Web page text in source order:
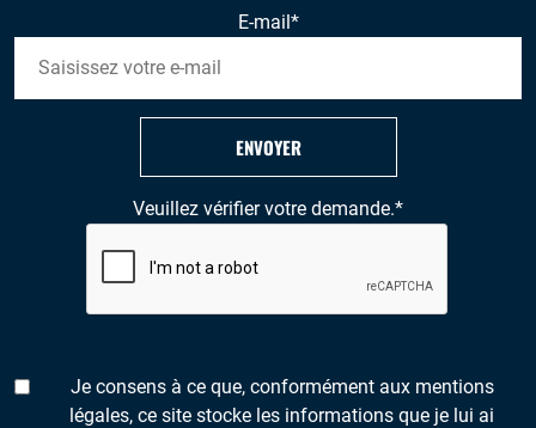
E-mail*
Veuillez vérifier votre demande.*
Je consens à ce que, conformément aux mentions
légales, ce site stocke les informations que je lui ai
ENVOYER